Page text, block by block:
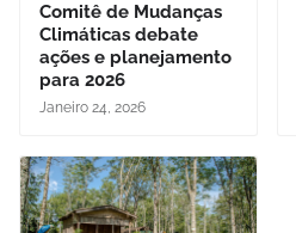
Comitê de Mudanças
Climáticas debate
ações e planejamento
para 2026
Janeiro 24, 2026